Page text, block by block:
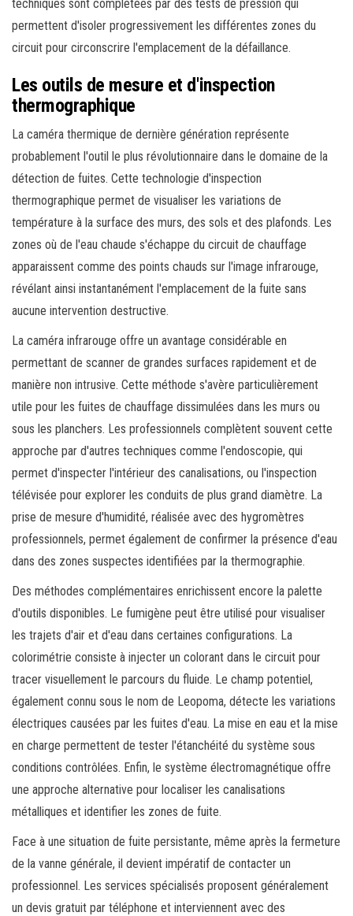
techniques sont complétées par des tests de pression qui
permettent d'isoler progressivement les différentes zones du
circuit pour circonscrire l'emplacement de la défaillance.
Les outils de mesure et d'inspection
thermographique
La caméra thermique de dernière génération représente
probablement l'outil le plus révolutionnaire dans le domaine de la
détection de fuites. Cette technologie d'inspection
thermographique permet de visualiser les variations de
température à la surface des murs, des sols et des plafonds. Les
zones où de l'eau chaude s'échappe du circuit de chauffage
apparaissent comme des points chauds sur l'image infrarouge,
révélant ainsi instantanément l'emplacement de la fuite sans
aucune intervention destructive.
La caméra infrarouge offre un avantage considérable en
permettant de scanner de grandes surfaces rapidement et de
manière non intrusive. Cette méthode s'avère particulièrement
utile pour les fuites de chauffage dissimulées dans les murs ou
sous les planchers. Les professionnels complètent souvent cette
approche par d'autres techniques comme l'endoscopie, qui
permet d'inspecter l'intérieur des canalisations, ou l'inspection
télévisée pour explorer les conduits de plus grand diamètre. La
prise de mesure d'humidité, réalisée avec des hygromètres
professionnels, permet également de confirmer la présence d'eau
dans des zones suspectes identifiées par la thermographie.
Des méthodes complémentaires enrichissent encore la palette
d'outils disponibles. Le fumigène peut être utilisé pour visualiser
les trajets d'air et d'eau dans certaines configurations. La
colorimétrie consiste à injecter un colorant dans le circuit pour
tracer visuellement le parcours du fluide. Le champ potentiel,
également connu sous le nom de Leopoma, détecte les variations
électriques causées par les fuites d'eau. La mise en eau et la mise
en charge permettent de tester l'étanchéité du système sous
conditions contrôlées. Enfin, le système électromagnétique offre
une approche alternative pour localiser les canalisations
métalliques et identifier les zones de fuite.
Face à une situation de fuite persistante, même après la fermeture
de la vanne générale, il devient impératif de contacter un
professionnel. Les services spécialisés proposent généralement
un devis gratuit par téléphone et interviennent avec des